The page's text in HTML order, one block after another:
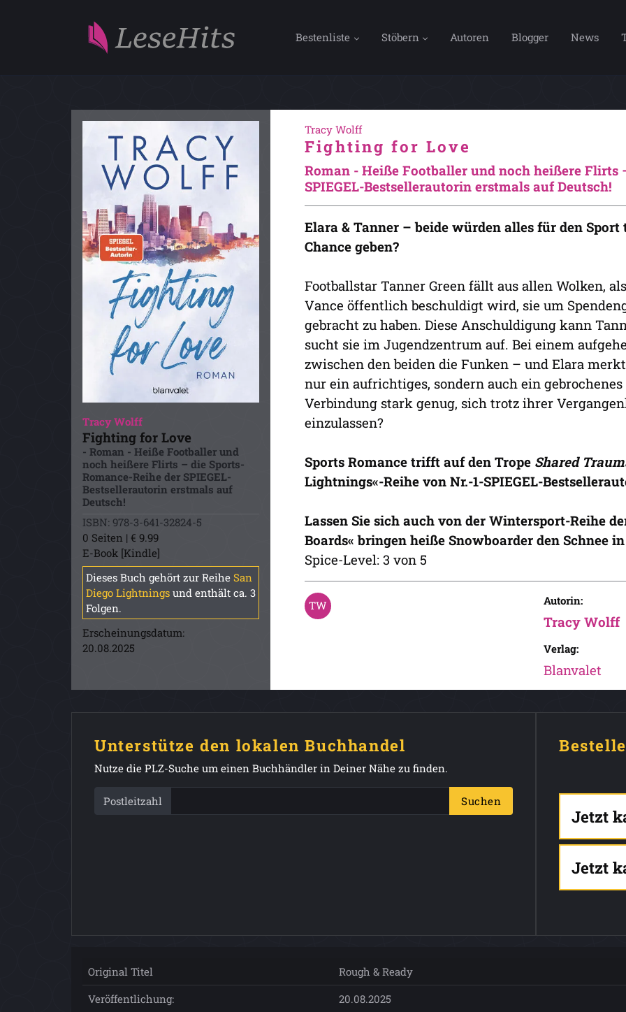
Bestenliste Stöbern Autoren Blogger News
Tracy Wolff
Fighting for Love
- Roman - Heiße Footballer und
noch heißere Flirts – die Sports-
Romance-Reihe der SPIEGEL-
Bestsellerautorin erstmals auf
Deutsch!
ISBN: 978-3-641-32824-5
0 Seiten | € 9.99
E-Book [Kindle]
Dieses Buch gehört zur Reihe San
Diego Lightnings und enthält ca. 3
Folgen.
Erscheinungsdatum:
20.08.2025
Tracy Wolff
Fighting for Love
Roman - Heiße Footballer und noch heißere Flirts
SPIEGEL-Bestsellerautorin erstmals auf Deutsch!
Elara & Tanner – beide würden alles für den
Chance geben?
Footballstar Tanner Green fällt aus allen Wolken,
Vance öffentlich beschuldigt wird, sie um
gebracht zu haben. Diese Anschuldigung kann
sucht sie im Jugendzentrum auf. Bei einem
zwischen den beiden die Funken – und Elara
nur ein aufrichtiges, sondern auch ein
Verbindung stark genug, sich trotz ihrer
einzulassen?
Sports Romance trifft auf den Trope Shared
Lightnings«-Reihe von Nr.-1-SPIEGEL-
Lassen Sie sich auch von der Wintersport-Reihe
Boards« bringen heiße Snowboarder den Schnee
Spice-Level: 3 von 5
Autorin:
Tracy Wolff
Verlag:
Blanvalet
Unterstütze den lokalen Buchhandel
Nutze die PLZ-Suche um einen Buchhändler in Deiner Nähe zu finden.
Postleitzahl Suchen
Jetzt
Jetzt
Original Titel
Rough & Ready
Veröffentlichung:
20.08.2025